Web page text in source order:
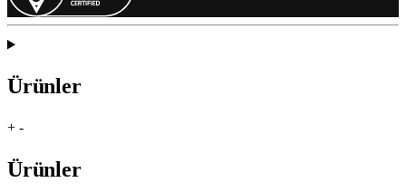
Ürünler
+ -
Ürünler